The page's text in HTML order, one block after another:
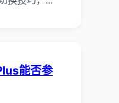
能否参